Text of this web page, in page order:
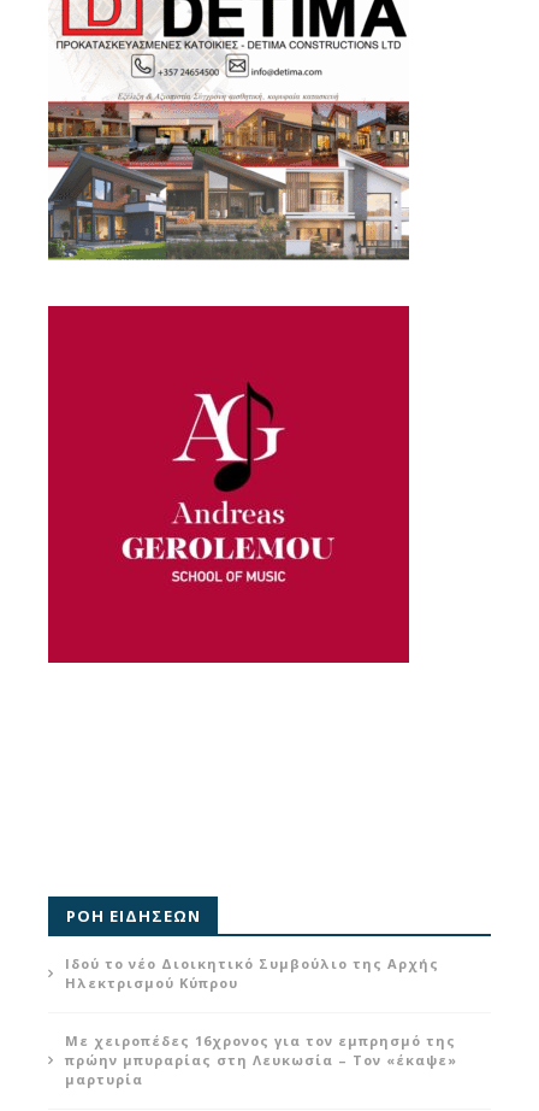
ΡΟΗ ΕΙΔΗΣΕΩΝ
Ιδού το νέο Διοικητικό Συμβούλιο της Αρχής
Ηλεκτρισμού Κύπρου
Με χειροπέδες 16χρονος για τον εμπρησμό της
πρώην μπυραρίας στη Λευκωσία – Τον «έκαψε»
μαρτυρία